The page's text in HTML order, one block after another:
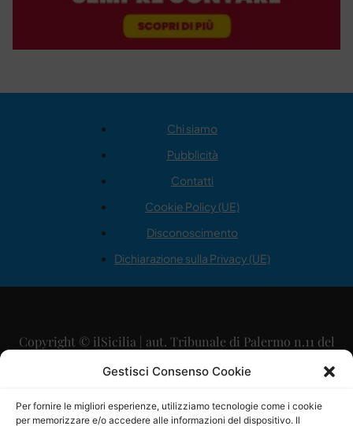
Gestisci Consenso Cookie
Per fornire le migliori esperienze, utilizziamo tecnologie come i cookie
per memorizzare e/o accedere alle informazioni del dispositivo. Il
Chi siamo
Pubblicità
Contatti
Cookie Policy (UE)
Disconoscimento
Dichiarazione sulla Privacy (UE)
Copyright © ilSicilia | aut. Tribunale di Palermo n.11 del
29/09/2015